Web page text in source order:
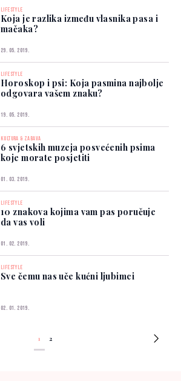
LIFESTYLE
Koja je razlika između vlasnika pasa i
mačaka?
29. 05. 2019.
LIFESTYLE
Horoskop i psi: Koja pasmina najbolje
odgovara vašem znaku?
19. 05. 2019.
KULTURA & ZABAVA
6 svjetskih muzeja posvećenih psima
koje morate posjetiti
01. 03. 2019.
LIFESTYLE
10 znakova kojima vam pas poručuje
da vas voli
01. 02. 2019.
LIFESTYLE
Sve čemu nas uče kućni ljubimci
02. 01. 2019.
1 2